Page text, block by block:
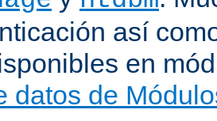
así
en
datos de